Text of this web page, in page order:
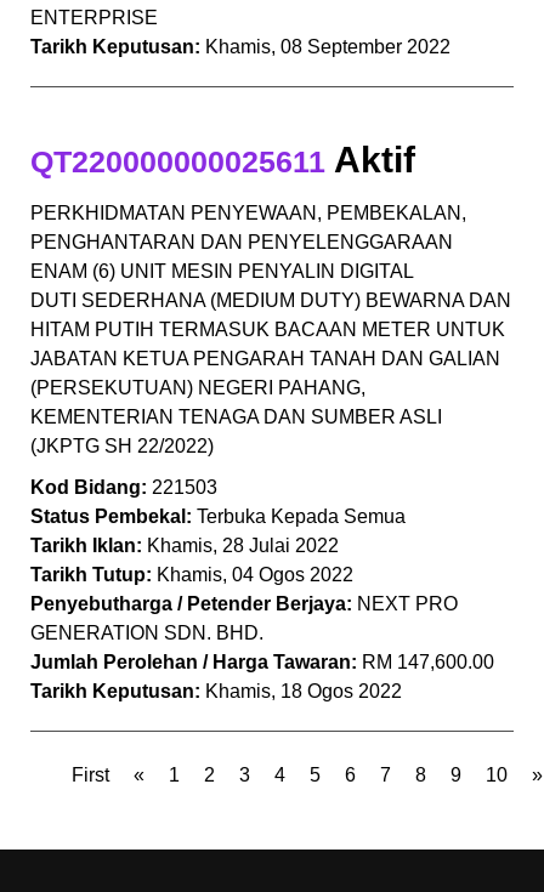
ENTERPRISE
Tarikh Keputusan: Khamis, 08 September 2022
QT220000000025611 Aktif
PERKHIDMATAN PENYEWAAN, PEMBEKALAN,
PENGHANTARAN DAN PENYELENGGARAAN
ENAM (6) UNIT MESIN PENYALIN DIGITAL
DUTI SEDERHANA (MEDIUM DUTY) BEWARNA DAN
HITAM PUTIH TERMASUK BACAAN METER UNTUK
JABATAN KETUA PENGARAH TANAH DAN GALIAN
(PERSEKUTUAN) NEGERI PAHANG,
KEMENTERIAN TENAGA DAN SUMBER ASLI
(JKPTG SH 22/2022)
Kod Bidang: 221503
Status Pembekal: Terbuka Kepada Semua
Tarikh Iklan: Khamis, 28 Julai 2022
Tarikh Tutup: Khamis, 04 Ogos 2022
Penyebutharga / Petender Berjaya: NEXT PRO
GENERATION SDN. BHD.
Jumlah Perolehan / Harga Tawaran: RM 147,600.00
Tarikh Keputusan: Khamis, 18 Ogos 2022
First « 1 2 3 4 5 6 7 8 9 10 »